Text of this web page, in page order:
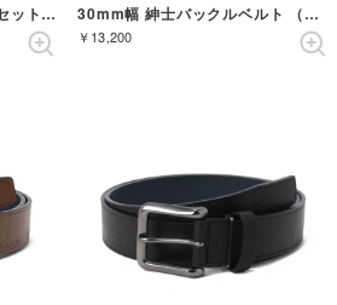
ネクタイ・ボールペンBOXセット ソリッド （ワイン） 30mm幅 紳士バックルベルト （BLACK）
￥13,200